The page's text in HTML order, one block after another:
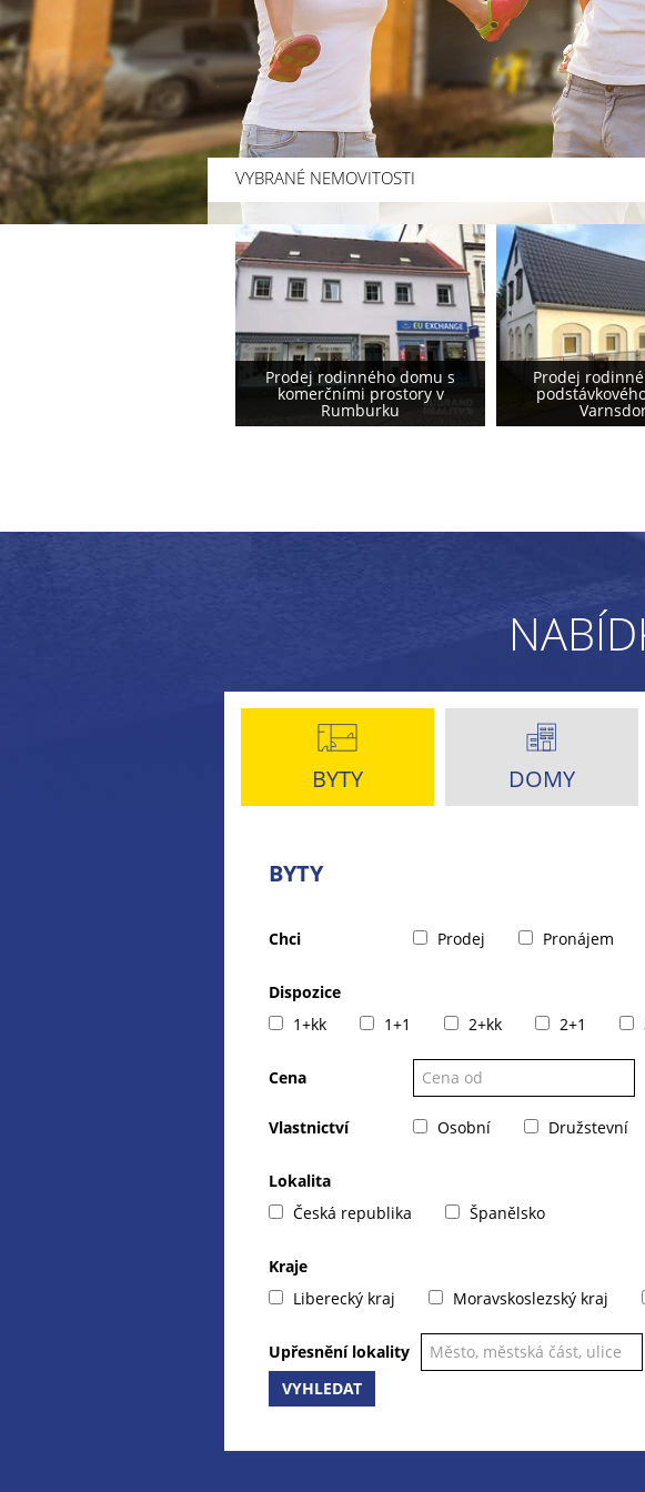
VYBRANÉ NEMOVITOSTI
Prodej rodinného domu
podstávkového typu ve
Varnsdorfu
Varnsdorf -
m², OV -
u
BYTY DOMY
BYTY
Chci Prodej Pronájem
Dispozice
1+kk
1+1 2+kk 2+1
Cena
Vlastnictví Osobní Družstevní
Lokalita
Česká republika
Španělsko
Kraje
Liberecký kraj
Moravskoslezský kraj
Upřesnění lokality
VYHLEDAT